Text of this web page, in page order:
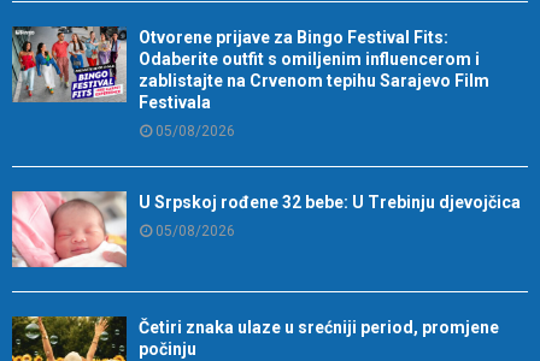
Otvorene prijave za Bingo Festival Fits:
Odaberite outfit s omiljenim influencerom i
zablistajte na Crvenom tepihu Sarajevo Film
Festivala
05/08/2026
U Srpskoj rođene 32 bebe: U Trebinju djevojčica
05/08/2026
Četiri znaka ulaze u srećniji period, promjene
počinju